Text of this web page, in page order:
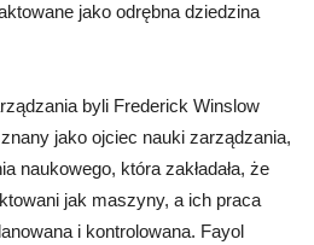
jako odrębna dziedzina
byli Frederick Winslow
jako ojciec nauki zarządzania,
naukowego, która zakładała, że
jak maszyny, a ich praca
i kontrolowana. Fayol